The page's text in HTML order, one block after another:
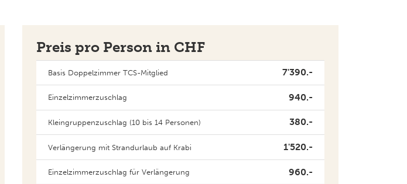
Preis pro Person in CHF
Basis Doppelzimmer TCS-Mitglied 7'390.-
Einzelzimmerzuschlag 940.-
Kleingruppenzuschlag (10 bis 14 Personen) 380.-
Verlängerung mit Strandurlaub auf Krabi 1'520.-
Einzelzimmerzuschlag für Verlängerung 960.-